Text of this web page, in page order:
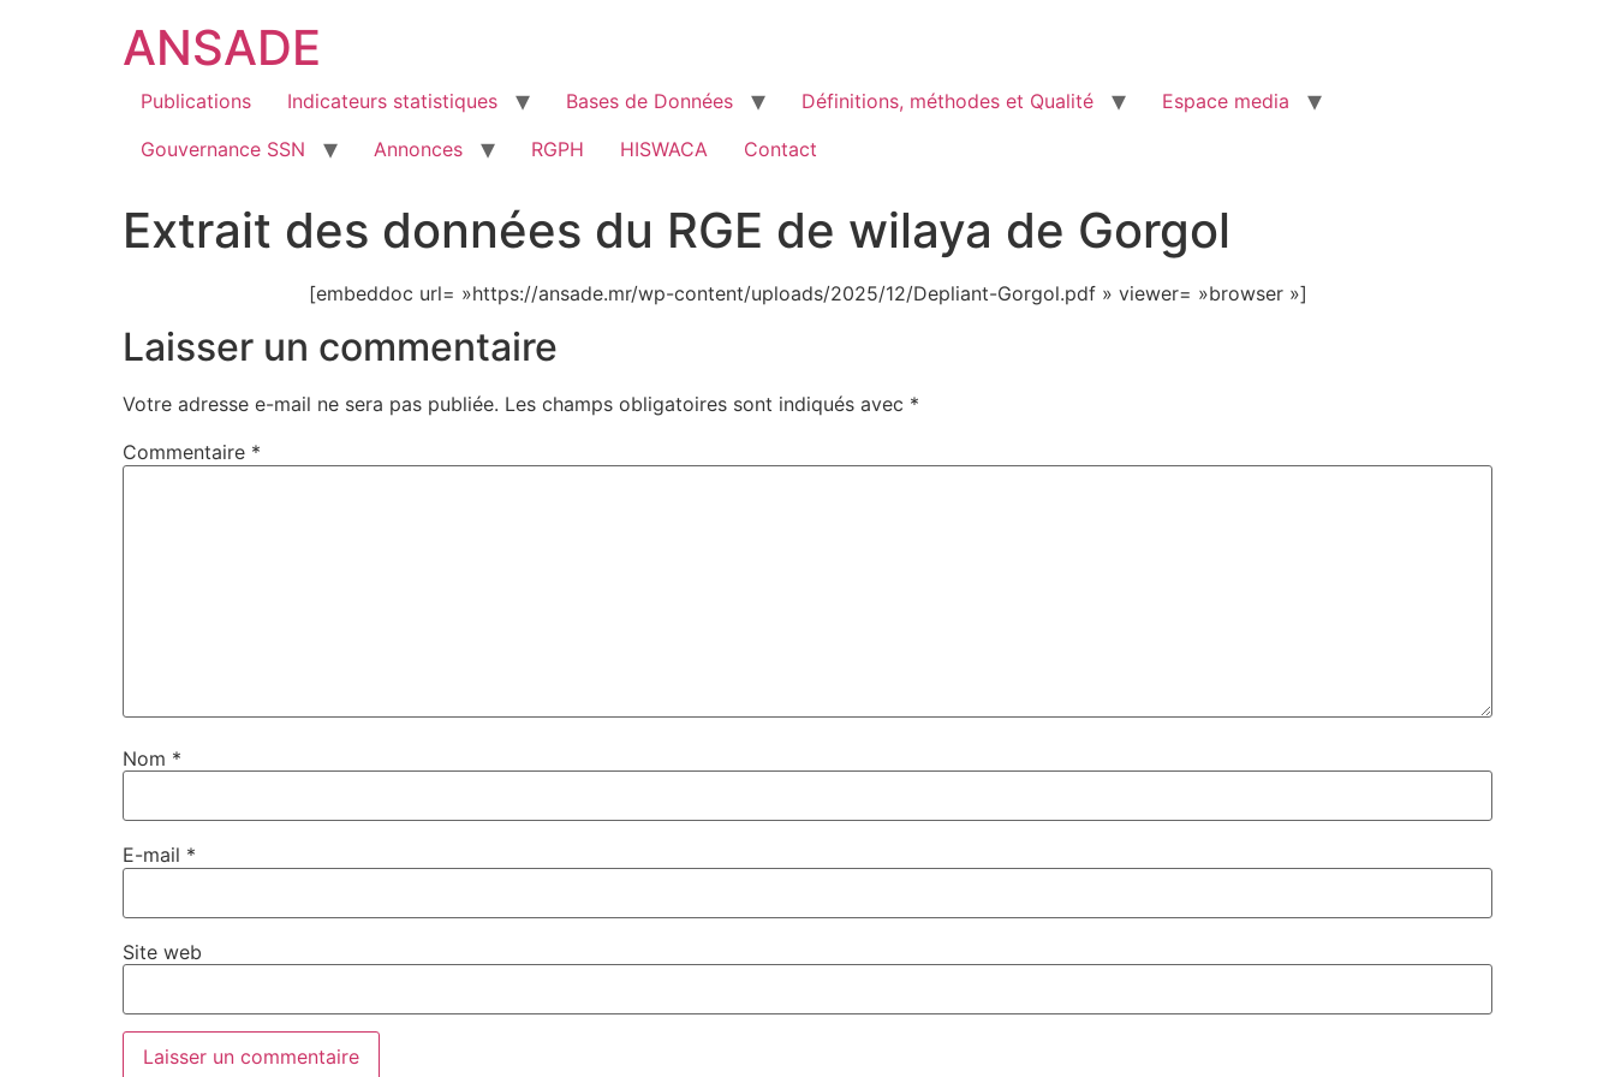
ANSADE
Publications Indicateurs statistiques Bases de Données Définitions, méthodes et Qualité
Espace media
Gouvernance SSN
Annonces RGPH HISWACA Contact
Extrait des données du RGE de wilaya de Gorgol
[embeddoc url= »https://ansade.mr/wp-content/uploads/2025/12/Depliant-Gorgol.pdf » viewer= »browser »]
Laisser un commentaire
Votre adresse e-mail ne sera pas publiée. Les champs obligatoires sont indiqués avec *
Commentaire *
Nom *
E-mail *
Site web